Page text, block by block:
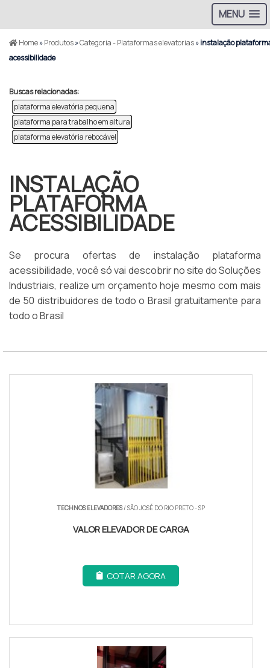
MENU
Home»Produtos»Categoria - Plataformas elevatorias»instalação
acessibilidade
Buscas relacionadas:
plataforma elevatória pequena
plataforma para trabalho em altura
plataforma elevatória rebocável
INSTALAÇÃO
PLATAFORMA
ACESSIBILIDADE
Se procura ofertas de instalação plataforma
acessibilidade, você só vai descobrir no site do Soluções
Industriais, realize um orçamento hoje mesmo com mais
de 50 distribuidores de todo o Brasil gratuitamente para
todo o Brasil
TECHNOS ELEVADORES/ SÃO JOSÉ DO RIO PRETO - SP
VALOR ELEVADOR DE CARGA
COTAR AGORA